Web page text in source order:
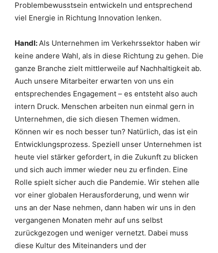
Problembewusstsein entwickeln und entsprechend
viel Energie in Richtung Innovation lenken.
Handl:Als Unternehmen im Verkehrssektor haben wir
keine andere Wahl, als in diese Richtung zu gehen. Die
ganze Branche zielt mittlerweile auf Nachhaltigkeit ab.
Auch unsere Mitarbeiter erwarten von uns ein
entsprechendes Engagement – es entsteht also auch
intern Druck. Menschen arbeiten nun einmal gern in
Unternehmen, die sich diesen Themen widmen.
Können wir es noch besser tun? Natürlich, das ist ein
Entwicklungsprozess. Speziell unser Unternehmen ist
heute viel stärker gefordert, in die Zukunft zu blicken
und sich auch immer wieder neu zu erfinden. Eine
Rolle spielt sicher auch die Pandemie. Wir stehen alle
vor einer globalen Herausforderung, und wenn wir
uns an der Nase nehmen, dann haben wir uns in den
vergangenen Monaten mehr auf uns selbst
zurückgezogen und weniger vernetzt. Dabei muss
diese Kultur des Miteinanders und der